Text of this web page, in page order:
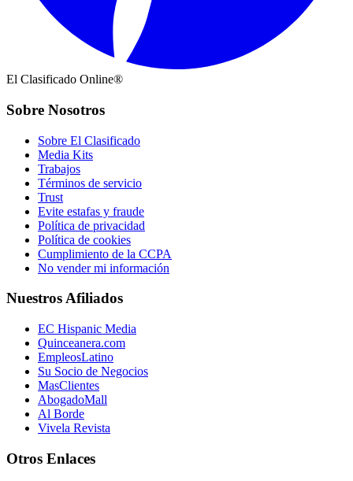
El Clasificado Online®
Sobre Nosotros
Sobre El Clasificado
Media Kits
Trabajos
Términos de servicio
Trust
Evite estafas y fraude
Política de privacidad
Política de cookies
Cumplimiento de la CCPA
No vender mi información
Nuestros Afiliados
EC Hispanic Media
Quinceanera.com
EmpleosLatino
Su Socio de Negocios
MasClientes
AbogadoMall
Al Borde
Vivela Revista
Otros Enlaces